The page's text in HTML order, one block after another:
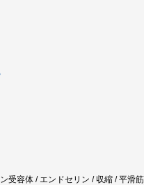
受容体 / エンドセリン / 収縮 / 平滑